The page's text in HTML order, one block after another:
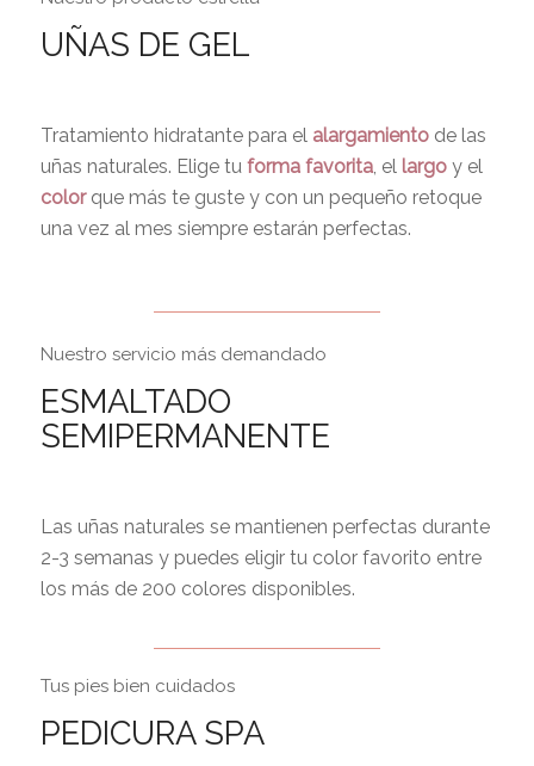
UÑAS DE GEL
Tratamiento hidratante para el alargamientode las
uñas naturales. Elige tu forma favorita, el largoy el
colorque más te guste y con un pequeño retoque
una vez al mes siempre estarán perfectas.
Nuestro servicio más demandado
ESMALTADO
SEMIPERMANENTE
Las uñas naturales se mantienen perfectas durante
2-3 semanas y puedes eligir tu color favorito entre
los más de 200 colores disponibles.
Tus pies bien cuidados
PEDICURA SPA